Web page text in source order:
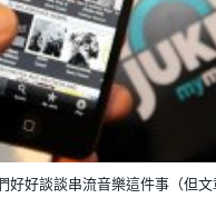
好好談談串流音樂這件事（但文